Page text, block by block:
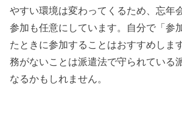
やすい環境は変わってくるため、忘年
参加も任意にしています。自分で「参
たときに参加することはおすすめしま
務がないことは派遣法で守られている
なるかもしれません。